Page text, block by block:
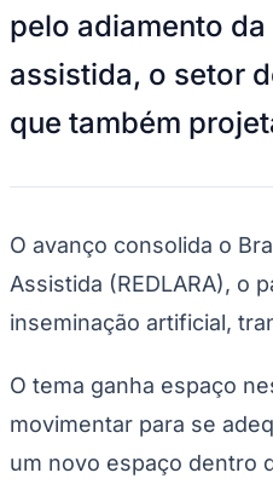
Fórmula 1
UFC
Tênis (ATP)
MLB
NHL
Atletismo
Brasileirão Série A
Brasileirão Série B
Paulistão
Copa do Brasil
Copa América
Premier League
La Liga
Bundesliga
pelo adiamento
assistida, o setor
que também
O avanço consolida o
Assistida (REDLARA), o
inseminação artificial,
O tema ganha espaço
movimentar para se
um novo espaço dentro